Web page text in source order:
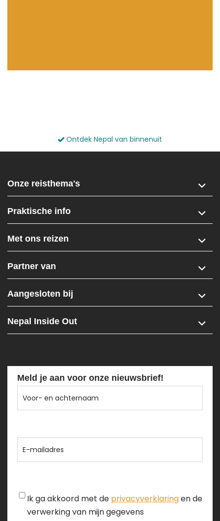
Ontdek Nepal van binnenuit
Onze reisthema's
Praktische info
Met ons reizen
Partner van
Aangesloten bij
Nepal Inside Out
Meld je aan voor onze nieuwsbrief!
Instemming
Ik ga akkoord met de privacyverklaringen de
verwerking van mijn gegevens